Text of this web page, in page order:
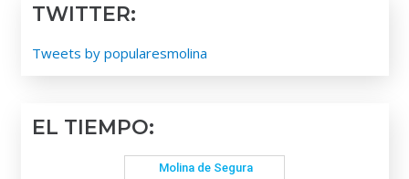
TWITTER:
Tweets by popularesmolina
EL TIEMPO: